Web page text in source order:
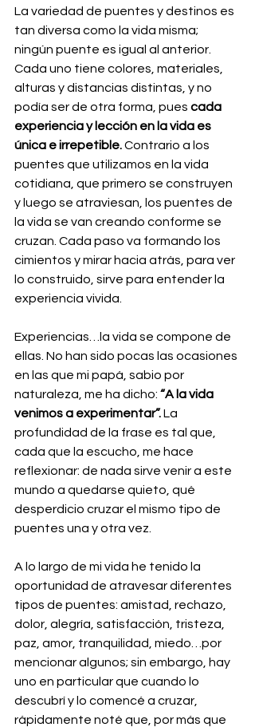
La variedad de puentes y destinos es
tan diversa como la vida misma;
ningún puente es igual al anterior.
Cada uno tiene colores, materiales,
alturas y distancias distintas, y no
podía ser de otra forma, pues cada
experiencia y lección en la vida es
única e irrepetible. Contrario a los
puentes que utilizamos en la vida
cotidiana, que primero se construyen
y luego se atraviesan, los puentes de
la vida se van creando conforme se
cruzan. Cada paso va formando los
cimientos y mirar hacia atrás, para ver
lo construido, sirve para entender la
experiencia vivida.
Experiencias…la vida se compone de
ellas. No han sido pocas las ocasiones
en las que mi papá, sabio por
naturaleza, me ha dicho: “A la vida
venimos a experimentar”. La
profundidad de la frase es tal que,
cada que la escucho, me hace
reflexionar: de nada sirve venir a este
mundo a quedarse quieto, qué
desperdicio cruzar el mismo tipo de
puentes una y otra vez.
A lo largo de mi vida he tenido la
oportunidad de atravesar diferentes
tipos de puentes: amistad, rechazo,
dolor, alegría, satisfacción, tristeza,
paz, amor, tranquilidad, miedo…por
mencionar algunos; sin embargo, hay
uno en particular que cuando lo
descubrí y lo comencé a cruzar,
rápidamente noté que, por más que